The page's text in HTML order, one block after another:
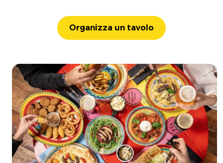
Organizza un tavolo